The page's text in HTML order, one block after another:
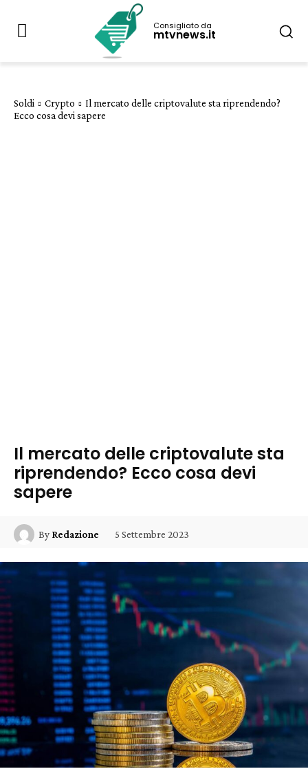
Consigliato da
mtvnews.it
Soldi Crypto
Il mercato delle criptovalute sta riprendendo?
Ecco cosa devi sapere
Il mercato delle criptovalute sta
riprendendo? Ecco cosa devi
sapere
By Redazione 5 Settembre 2023